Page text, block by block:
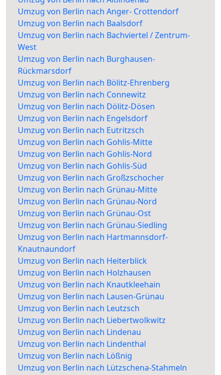
Umzug von Berlin nach Anger- Crottendorf
Umzug von Berlin nach Baalsdorf
Umzug von Berlin nach Bachviertel / Zentrum-
West
Umzug von Berlin nach Burghausen-
Rückmarsdorf
Umzug von Berlin nach Bölitz-Ehrenberg
Umzug von Berlin nach Connewitz
Umzug von Berlin nach Dölitz-Dösen
Umzug von Berlin nach Engelsdorf
Umzug von Berlin nach Eutritzsch
Umzug von Berlin nach Gohlis-Mitte
Umzug von Berlin nach Gohlis-Nord
Umzug von Berlin nach Gohlis-Süd
Umzug von Berlin nach Großzschocher
Umzug von Berlin nach Grünau-Mitte
Umzug von Berlin nach Grünau-Nord
Umzug von Berlin nach Grünau-Ost
Umzug von Berlin nach Grünau-Siedling
Umzug von Berlin nach Hartmannsdorf-
Knautnaundorf
Umzug von Berlin nach Heiterblick
Umzug von Berlin nach Holzhausen
Umzug von Berlin nach Knautkleehain
Umzug von Berlin nach Lausen-Grünau
Umzug von Berlin nach Leutzsch
Umzug von Berlin nach Liebertwolkwitz
Umzug von Berlin nach Lindenau
Umzug von Berlin nach Lindenthal
Umzug von Berlin nach Lößnig
Umzug von Berlin nach Lützschena-Stahmeln